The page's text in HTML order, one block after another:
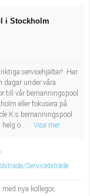
i Stockholm
servicehjältar! Har
dagar under våra
till vår bemanningspool
eller fokusera på
K:s bemanningspool
o...
Visa mer
Servicebiträde
nya kollegor,